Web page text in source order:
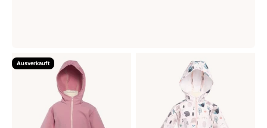
Ausverkauft